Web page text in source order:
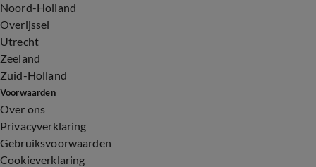
Noord-Holland
Overijssel
Utrecht
Zeeland
Zuid-Holland
Voorwaarden
Over ons
Privacyverklaring
Gebruiksvoorwaarden
Cookieverklaring